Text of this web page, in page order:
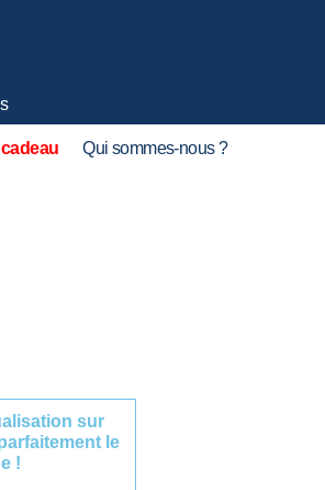
cadeau Qui sommes-nous ?
sur
le
!